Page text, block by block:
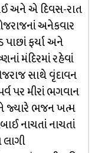
અને એ દિવસ-રાત
અનેકવાર
ફર્યા અને
મંદિરમાં રહેવાં
સાથે વૃંદાવન
પર મીરાં ભગવાન
જ્યારે ભજન ખત્મ
નાચતાં નાચતાં